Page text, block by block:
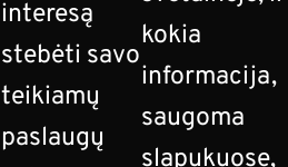
interesą
stebėti savo
teikiamų
paslaugų
kokia
informacija,
saugoma
slapukuose,